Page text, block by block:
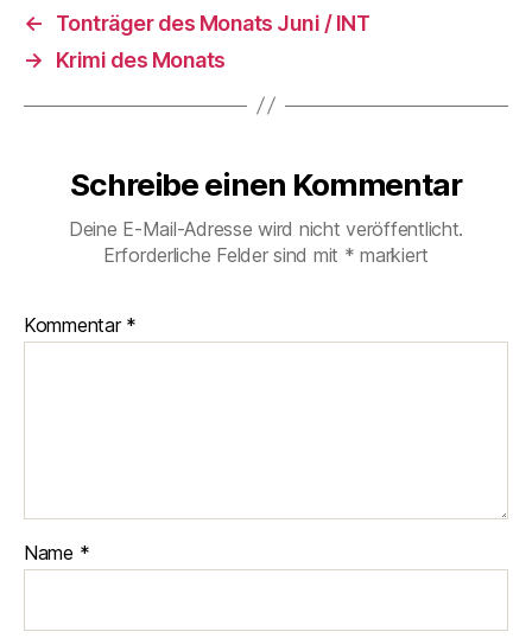
←
Tonträger des Monats Juni / INT
→
Krimi des Monats
Schreibe einen Kommentar
Deine E-Mail-Adresse wird nicht veröffentlicht.
Erforderliche Felder sind mit * markiert
Kommentar *
Name *